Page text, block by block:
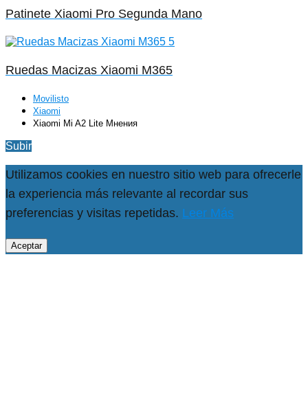
Patinete Xiaomi Pro Segunda Mano
Ruedas Macizas Xiaomi M365
Movilisto
Xiaomi
Xiaomi Mi A2 Lite Мнения
Subir
Utilizamos cookies en nuestro sitio web para ofrecerle
la experiencia más relevante al recordar sus
preferencias y visitas repetidas. Leer Más
Aceptar